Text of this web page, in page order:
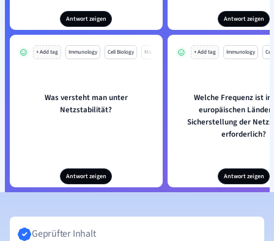
Antwort zeigen Antwort zeigen
+ Add tag Immunology Cell Biology Mo
Was versteht man unter
Netzstabilität?
Antwort zeigen
+ Add tag Immunology
Welche Frequenz ist in
europäischen
Sicherstellung der
erforderlich?
Antwort zeigen
Geprüfter Inhalt